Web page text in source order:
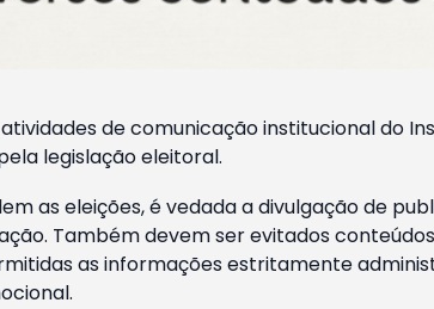
de comunicação institucional do
legislação eleitoral.
as eleições, é vedada a divulgação de
Também devem ser evitados
as informações estritamente